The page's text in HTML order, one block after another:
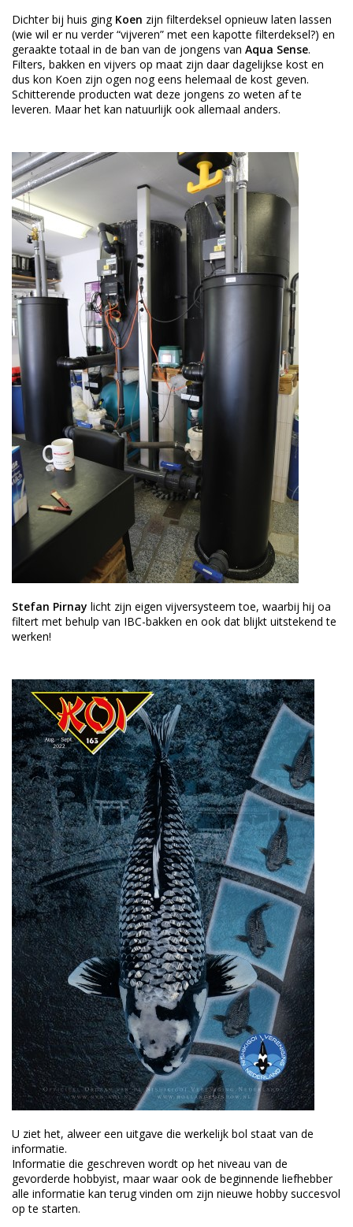
Dichter bij huis ging Koen zijn filterdeksel opnieuw laten lassen
(wie wil er nu verder “vijveren” met een kapotte filterdeksel?) en
geraakte totaal in de ban van de jongens van Aqua Sense.
Filters, bakken en vijvers op maat zijn daar dagelijkse kost en
dus kon Koen zijn ogen nog eens helemaal de kost geven.
Schitterende producten wat deze jongens zo weten af te
leveren. Maar het kan natuurlijk ook allemaal anders.
Stefan Pirnay licht zijn eigen vijversysteem toe, waarbij hij oa
filtert met behulp van IBC-bakken en ook dat blijkt uitstekend te
werken!
U ziet het, alweer een uitgave die werkelijk bol staat van de
informatie.
Informatie die geschreven wordt op het niveau van de
gevorderde hobbyist, maar waar ook de beginnende liefhebber
alle informatie kan terug vinden om zijn nieuwe hobby succesvol
op te starten.